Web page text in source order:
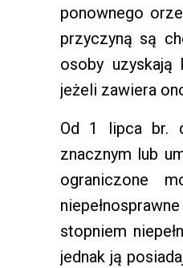
ponownego
przyczyną są
osoby uzyskają
jeżeli zawiera
Od 1 lipca br.
znacznym lub
ograniczone
stopniem
jednak ją